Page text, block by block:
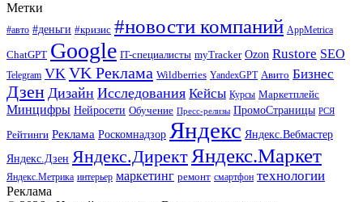
Метки
#авто #деньги #кризис #новости компаний AppMetrica
ChatGPT Google IT-специалисты myTracker Ozon Rustore SEO
Telegram VK VK Реклама Wildberries YandexGPT Авито Бизнес
Дзен Дизайн Исследования Кейсы Курсы Маркетплейс
Минцифры Нейросети Обучение Пресс-релизы ПромоСтраницы РСЯ
Рейтинги Реклама Роскомнадзор Яндекс Яндекс.Вебмастер
Яндекс.Дзен Яндекс.ДиректЯндекс.Маркет
Яндекс.Метрика интерьер маркетинг ремонт смартфон технологии
Реклама